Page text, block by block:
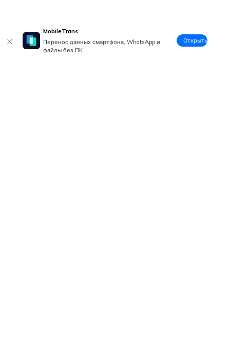
MobileTrans
Перенос данных смартфона, WhatsApp и
файлы без ПК
Открыть